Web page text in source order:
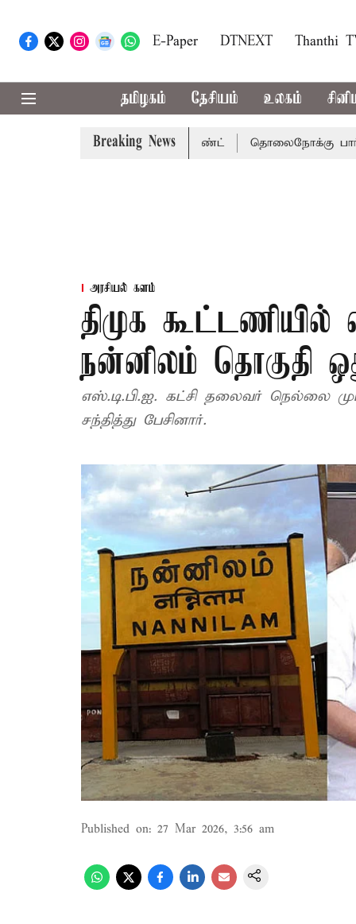
E-Paper DTNEXT Thanthi
தமிழகம் தேசியம் உலகம்
Breaking News
நீதிமன்றம் பிடிவாராண்ட் தொலைநோக்கு
அரசியல் களம்
திமுக கூட்டணியில்
நன்னிலம் தொகுதி
எஸ்.டி.பி.ஐ. கட்சி தலைவர் நெல்லை
சந்தித்து பேசினார்.
Published on: 27 Mar 2026, 3:56 am